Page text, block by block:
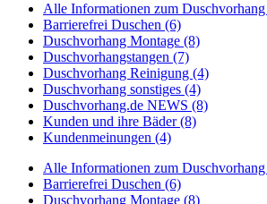
Alle Informationen zum
Barrierefrei Duschen (6)
Duschvorhang Montage (8)
Duschvorhangstangen (7)
Duschvorhang Reinigung (4)
Duschvorhang sonstiges (4)
Duschvorhang.de NEWS (8)
Kunden und ihre Bäder (8)
Kundenmeinungen (4)
Alle Informationen zum
Barrierefrei Duschen (6)
Duschvorhang Montage (8)